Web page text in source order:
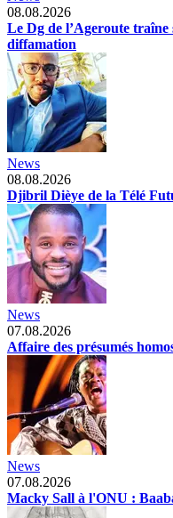
08.08.2026
Le Dg de l’Ageroute
diffamation
News
08.08.2026
Djibril Dièye de la Télé
News
07.08.2026
Affaire des présumés
News
07.08.2026
Macky Sall à l'ONU :